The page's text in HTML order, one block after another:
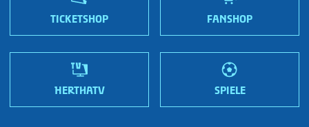
Wir sind Hertha!
TICKETSHOP FANSHOP
HERTHATV SPIELE